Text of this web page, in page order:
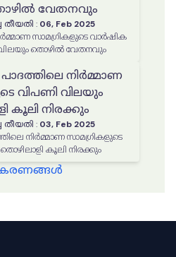
വേതനവും
തീയതി : 06, Feb 2025
സാമഗ്രികളുടെ വാർഷിക
വിലയും തൊഴിൽ വേതനവും
പാദത്തിലെ നിർമ്മാണ
വിപണി വിലയും
കൂലി നിരക്കും
തീയതി : 03, Feb 2025
കൂലി നിരക്കും